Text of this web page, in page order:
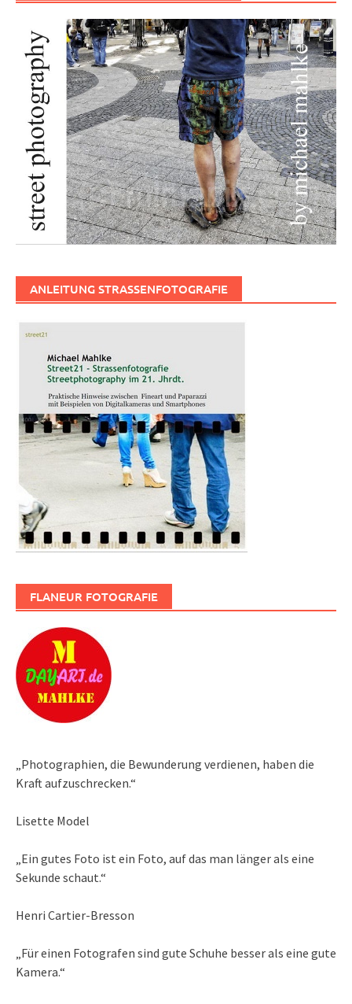
ANLEITUNG STRASSENFOTOGRAFIE
FLANEUR FOTOGRAFIE
„Photographien, die Bewunderung verdienen, haben die
Kraft aufzuschrecken.“
Lisette Model
„Ein gutes Foto ist ein Foto, auf das man länger als eine
Sekunde schaut.“
Henri Cartier-Bresson
„Für einen Fotografen sind gute Schuhe besser als eine gute
Kamera.“